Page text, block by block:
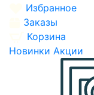
Избранное
Заказы
Корзина
Новинки Акции